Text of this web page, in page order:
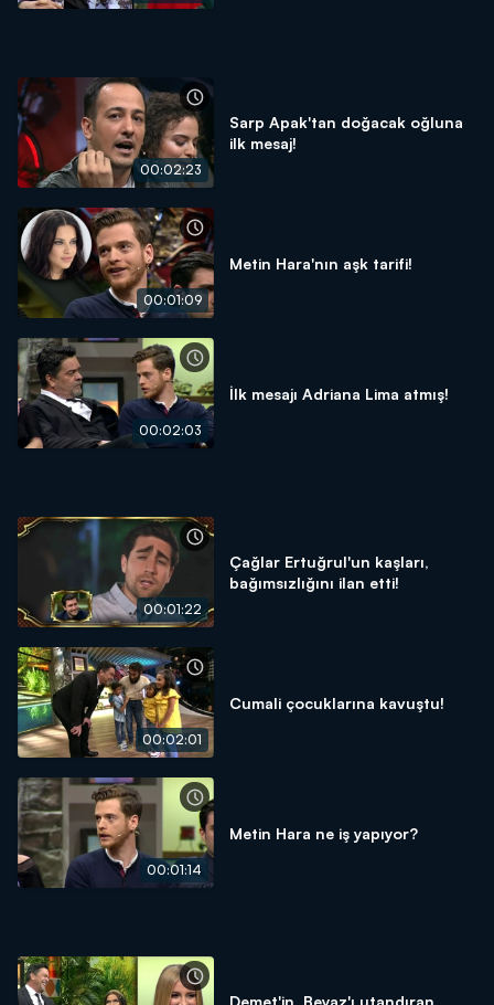
00:02:23
Sarp Apak'tan doğacak oğluna
ilk mesaj!
00:01:09
Metin Hara'nın aşk tarifi!
00:02:03
İlk mesajı Adriana Lima atmış!
00:01:22
Çağlar Ertuğrul'un kaşları,
bağımsızlığını ilan etti!
00:02:01
Cumali çocuklarına kavuştu!
00:01:14
Metin Hara ne iş yapıyor?
Demet'in, Beyaz'ı utandıran